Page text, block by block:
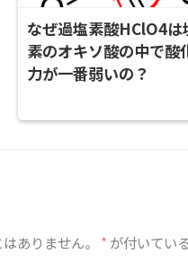
なぜ過塩素酸HClO4は
素のオキソ酸の中で酸
力が一番弱いの？
ありません。 * が付いてい